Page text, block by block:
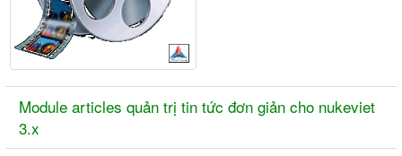
Module articles quản trị tin tức đơn giản cho nukeviet
3.x